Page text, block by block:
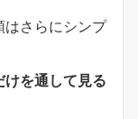
はさらにシンプ
けを通して見る